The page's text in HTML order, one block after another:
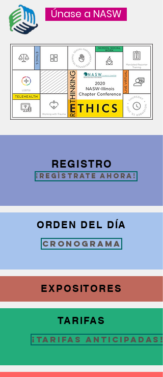
Únase a NASW
REGISTRO
¡Regístrate ahora!
ORDEN DEL DÍA
Cronograma
EXPOSITORES
TARIFAS
¡Tarifas anticipadas!